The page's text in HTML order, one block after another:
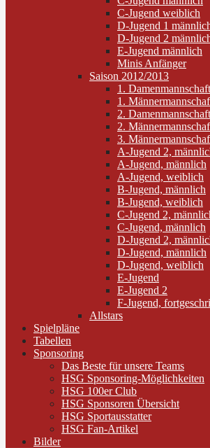
C-Jugend weiblich
D-Jugend 1
D-Jugend 2
E-Jugend männlich
Minis Anfänger
Saison 2012/2013
1. Damenmannschaft
1.
2. Damenmannschaft
2.
3.
A-Jugend 2,
A-Jugend, männlich
A-Jugend, weiblich
B-Jugend, männlich
B-Jugend, weiblich
C-Jugend 2,
C-Jugend, männlich
D-Jugend 2,
D-Jugend, männlich
D-Jugend, weiblich
E-Jugend
E-Jugend 2
F-Jugend,
Allstars
Spielpläne
Tabellen
Sponsoring
Das Beste für unsere Teams
HSG Sponsoring-Möglichkeiten
HSG 100er Club
HSG Sponsoren Übersicht
HSG Sportausstatter
HSG Fan-Artikel
Bilder